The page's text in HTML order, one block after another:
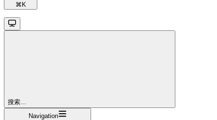
⌘ K
搜索...
Navigation